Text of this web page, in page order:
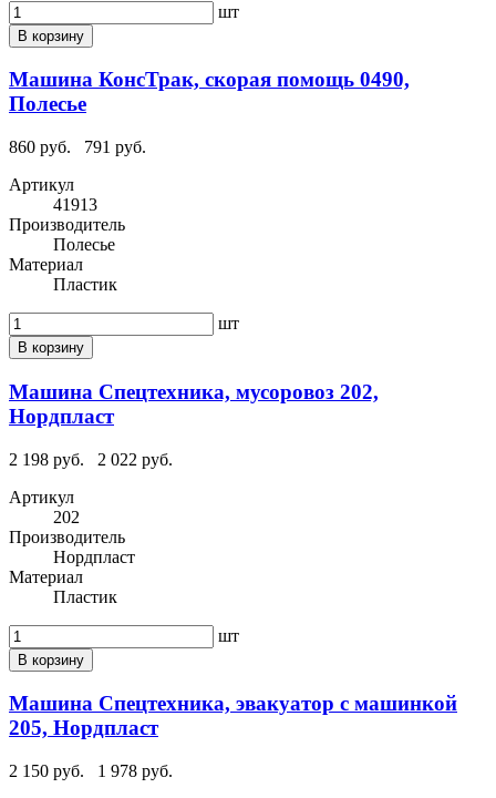
шт
В корзину
Машина КонсТрак, скорая помощь 0490,
Полесье
860 руб.
791 руб.
Артикул
41913
Производитель
Полесье
Материал
Пластик
шт
В корзину
Машина Спецтехника, мусоровоз 202,
Нордпласт
2 198 руб.
2 022 руб.
Артикул
202
Производитель
Нордпласт
Материал
Пластик
шт
В корзину
Машина Спецтехника, эвакуатор с машинкой
205, Нордпласт
2 150 руб.
1 978 руб.